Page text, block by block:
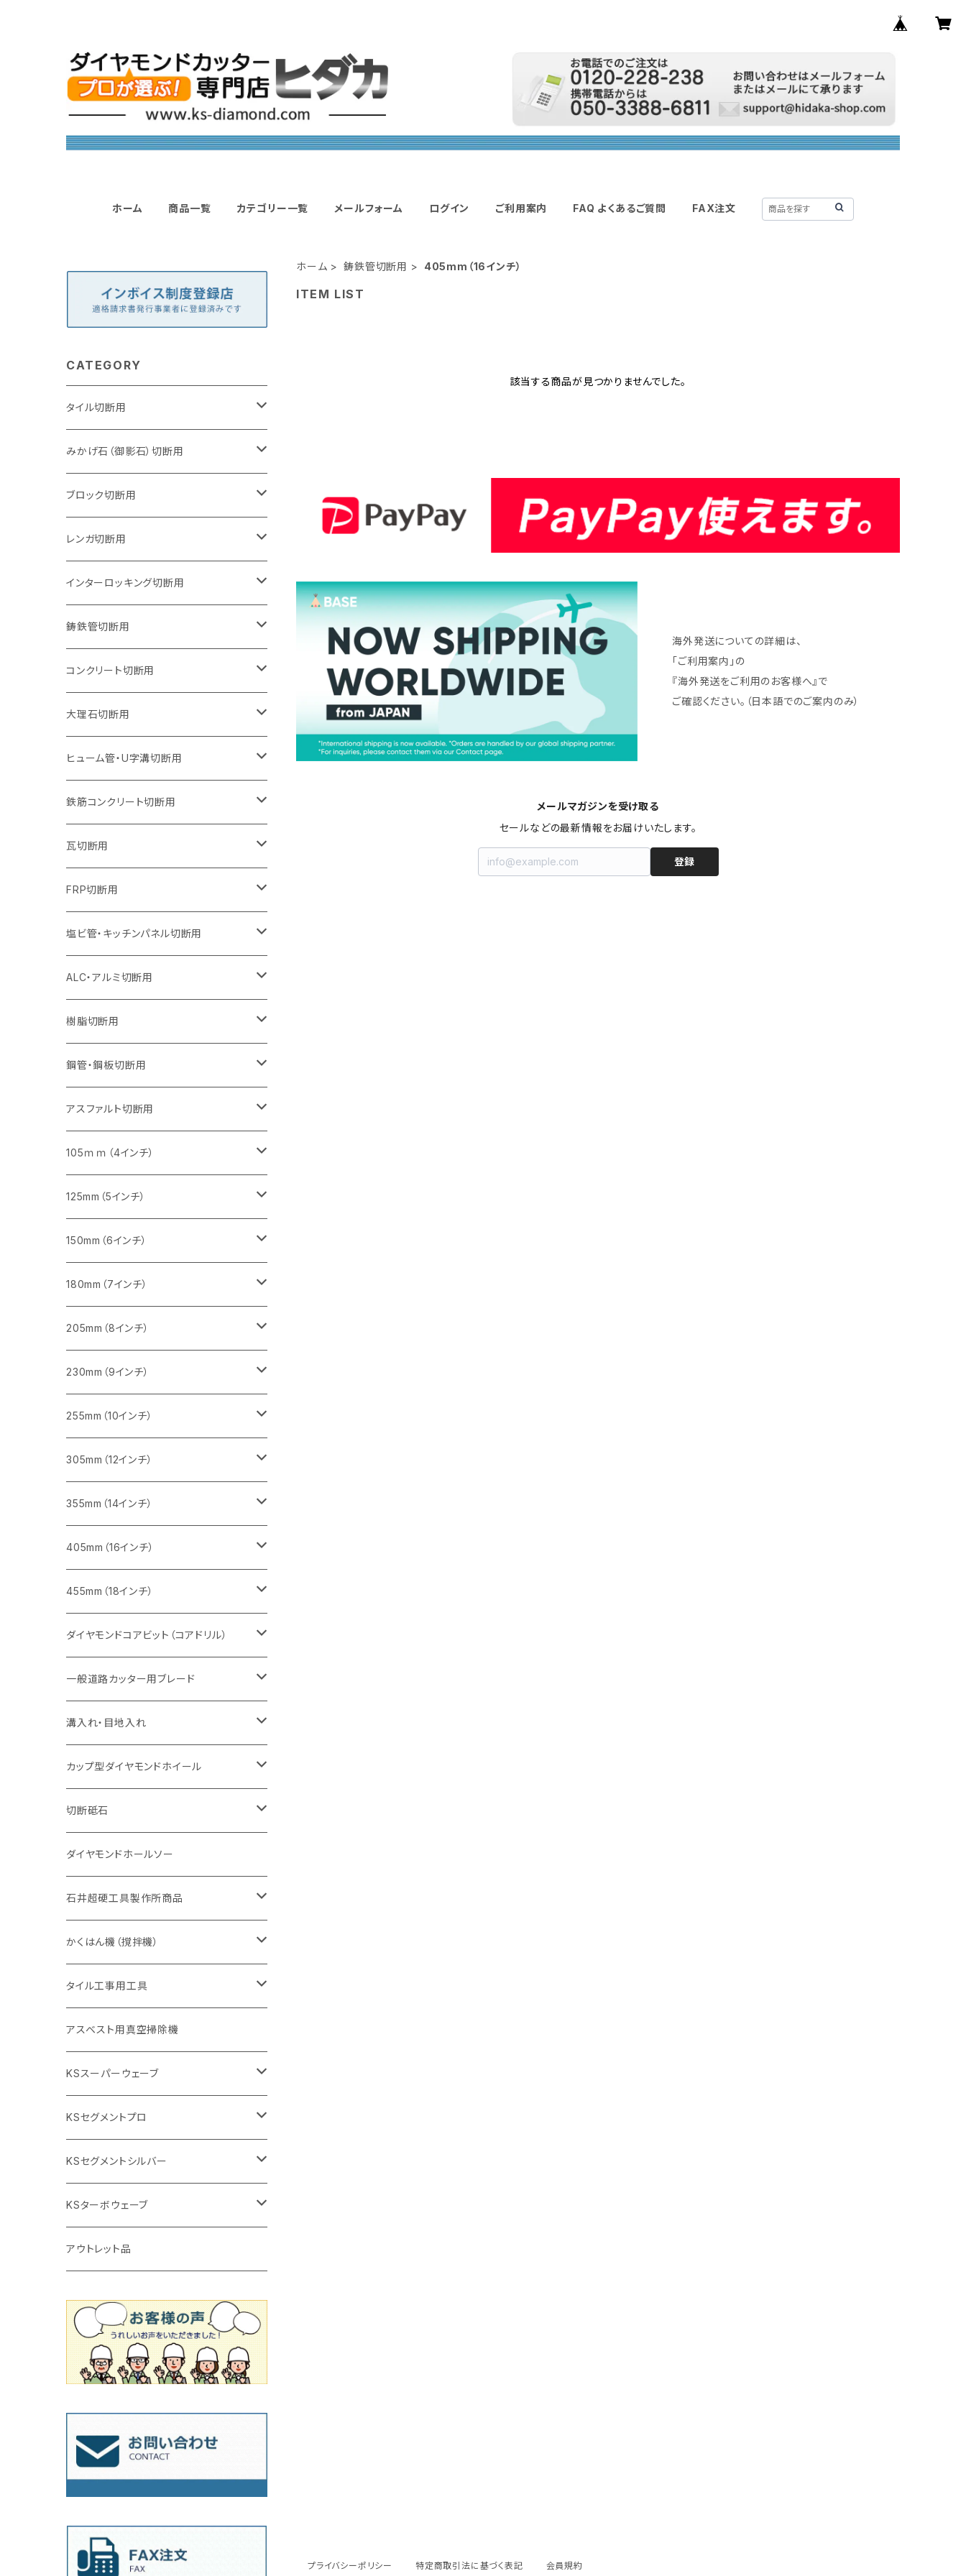
ホーム 商品一覧 カテゴリー一覧 メールフォーム ログイン ご利用案内 FAQ よくあるご質問 FAX注文
ホーム 鋳鉄管切断用 405mm（16インチ）
ITEM LIST
該当する商品が見つかりませんでした。
海外発送についての詳細は、
「ご利用案内」の
『海外発送をご利用のお客様へ』で
ご確認ください。（日本語でのご案内のみ）
メールマガジンを受け取る
セールなどの最新情報をお届けいたします。
登録
CATEGORY
タイル切断用
105mm（4インチ）
125mm（5インチ）
グラインダー取付用
石井超硬電動切断機 取付用
みかげ石（御影石）切断用
105mm（4インチ）
セグメントタイプ
セグメントタイプ（ビス穴付き
125mm（5インチ）
セグメントタイプ
セグメントタイプ（ビス穴付き
150mm（6インチ）
セグメントタイプ
180mm（7インチ）
セグメントタイプ
205mm（8インチ）
セグメントタイプ
230mm（9インチ）
セグメントタイプ
305mm（12インチ）
セグメント
セグメント（特殊凸凹加工チップ）
355mm（14インチ）
セグメント
セグメント（特殊凸凹加工チップ）
405mm（16インチ）
セグメントタイプ
ブロック切断用
105mm（4インチ）
セグメントタイプ
ウェーブタイプ
125mm（5インチ）
セグメントタイプ
ウェーブタイプ
150mm（6インチ）
セグメントタイプ
ウェーブタイプ
180mm（7インチ）
セグメントタイプ
ウェーブタイプ
205mm（8インチ）
セグメントタイプ
ウェーブタイプ
230mm（9インチ）
セグメントタイプ
ウェーブタイプ
255mm（10インチ）
セグメントタイプ
305mm（12インチ）
セグメント
セグメント（特殊凸凹加工チップ）
355mm（14インチ）
セグメント
セグメント（特殊凸凹加工チップ）
レンガ切断用
105mm（4インチ）
セグメントタイプ
ウェーブタイプ
125mm（5インチ）
セグメントタイプ
ウェーブタイプ
150mm（6インチ）
セグメントタイプ
ウェーブタイプ
180mm（7インチ）
セグメントタイプ
ウェーブタイプ
205mm（8インチ）
セグメントタイプ
ウェーブタイプ
230mm（9インチ）
セグメントタイプ
ウェーブタイプ
255mm（10インチ）
セグメントタイプ
305mm（12インチ）
セグメント
セグメント（特殊凸凹加工チップ）
355mm（14インチ）
セグメント
セグメント（特殊凸凹加工チップ）
インターロッキング切断用
105mm（4インチ）
セグメントタイプ
セグメントタイプ（ビス穴付き
125mm（5インチ）
セグメントタイプ
セグメントタイプ（ビス穴付き
150mm（6インチ）
セグメントタイプ
180mm（7インチ）
セグメントタイプ
205mm（8インチ）
セグメントタイプ
230mm（9インチ）
セグメントタイプ
255mm（10インチ）
セグメントタイプ（一般道路カッター用
305mm（12インチ）
セグメントタイプ
セグメントタイプ（一般道路カッター用
355mm（14インチ）
セグメントタイプ
セグメントタイプ（一般道路カッター用
405mm（16インチ）
セグメントタイプ
セグメントタイプ（一般道路カッター用
455mm（18インチ）
セグメント（一般道路カッター用
鋳鉄管切断用
105mm（4インチ）
セグメントタイプ
セグメントタイプ（ビス穴付き
125mm（5インチ）
セグメントタイプ
セグメントタイプ（ビス穴付き
150mm（6インチ）
セグメントタイプ
180mm（7インチ）
セグメントタイプ
205mm（8インチ）
セグメントタイプ
230mm（9インチ）
セグメントタイプ
305mm（12インチ）
セグメントタイプ
埋設鋳鉄管工事対応タイプ
355mm（14インチ）
セグメントタイプ
埋設鋳鉄管工事対応タイプ
405mm（16インチ）
セグメントタイプ
埋設鋳鉄管工事対応タイプ
コンクリート切断用
105mm（4インチ）
セグメントタイプ
ウェーブタイプ
125mm（5インチ）
セグメントタイプ
ウェーブタイプ
150mm（6インチ）
セグメントタイプ
ウェーブタイプ
180mm（7インチ）
セグメントタイプ
ウェーブタイプ
205mm（8インチ）
セグメントタイプ
ウェーブタイプ
230mm（9インチ）
セグメントタイプ
ウェーブタイプ
255mm（10インチ）
セグメントタイプ
セグメントタイプ（一般道路カッター用
305mm（12インチ）
セグメント
セグメント（特殊凸凹加工チップ）
355mm（14インチ）
セグメント
セグメント（特殊凸凹加工チップ）
405mm（16インチ）
セグメント
セグメント（一般道路カッター用
473mm（18インチ）
セグメント（一般道路カッター用
大理石切断用
125mm（5インチ）
ヒューム管・U字溝切断用
105mm（4インチ）
セグメントタイプ
125mm（5インチ）
セグメントタイプ
150mm（6インチ）
セグメントタイプ
180mm（7インチ）
セグメントタイプ
205mm（8インチ）
セグメントタイプ
230mm（9インチ）
セグメントタイプ
255mm（10インチ）
セグメントタイプ
305mm（12インチ）
セグメント
セグメント（特殊凸凹加工チップ）
355mm（14インチ）
セグメント
セグメント（特殊凸凹加工チップ）
405mm（16インチ）
セグメントタイプ
鉄筋コンクリート切断用
305mm（12インチ）
セグメントタイプ
355mm（14インチ）
セグメントタイプ
405mm（16インチ）
セグメントタイプ
瓦切断用
105mm（4インチ）
FRP切断用
125ｍｍ（5インチ）
塩ビ管・キッチンパネル切断用
125ｍｍ（5インチ）
ALC・アルミ切断用
305mm（12インチ）
砥石（補強綱入り）
355mm（14インチ）
砥石（補強綱入り）
樹脂切断用
305mm（12インチ）
砥石（補強綱入り）
355mm（14インチ）
砥石（補強綱入り）
鋼管・鋼板切断用
305mm（12インチ）
砥石（補強綱入り）
355mm（14インチ）
砥石（補強綱入り）
アスファルト切断用
255ｍｍ（10インチ）
一般道路カッター用
305ｍｍ（12インチ）
一般道路カッター用
355ｍｍ（14インチ）
一般道路カッター用
405mm（16インチ）
一般道路カッター用
455ｍｍ（18インチ）
一般道路カッター用
105ｍｍ（4インチ）
タイル切断用
みかげ石（御影石）切断用
コンクリート切断用
ブロック切断用
レンガ切断用
インターロッキング切断用
鋳鉄管切断用
ヒューム管・U字溝切断用
125mm（5インチ）
タイル切断用
みかげ石（御影石）切断用
コンクリート切断用
ブロック切断用
レンガ切断用
インターロッキング切断用
鋳鉄管切断用
ヒューム管・U字溝切断用
FRP切断用
塩ビ管・キッチンパネル切断用
大理石
150mm（6インチ）
みかげ石（御影石）切断用
コンクリート切断用
ブロック切断用
レンガ切断用
インターロッキング切断用
鋳鉄管切断用
ヒューム管・U字溝切断用
180mm（7インチ）
みかげ石（御影石）切断用
コンクリート切断用
ブロック切断用
レンガ切断用
インターロッキング切断用
鋳鉄管切断用
ヒューム管・U字溝切断用
205mm（8インチ）
みかげ石（御影石）切断用
コンクリート切断用
ブロック切断用
レンガ切断用
インターロッキング切断用
鋳鉄管切断用
ヒューム管・U字溝切断用
230mm（9インチ）
みかげ石（御影石）切断用
コンクリート切断用
ブロック切断用
レンガ切断用
インターロッキング切断用
鋳鉄管切断用
ヒューム管・U字溝切断用
255mm（10インチ）
コンクリート切断用
一般道路カッター用
ブロック切断用
レンガ切断用
インターロッキング切断用
一般道路カッター用
ヒューム管・U字溝切断用
アスファルト切断用
一般道路カッター用
305mm（12インチ）
みかげ石（御影石）切断用
セグメント
セグメント（特殊凹凸加工チップ
鉄筋コンクリート切断用
セグメントタイプ
コンクリート切断用
セグメント
セグメント（特殊凸凹加工チップ
ブロック切断用
セグメント
セグメント（特殊凸凹加工チップ
レンガ切断用
セグメント
セグメント（特殊凸凹加工チップ
インターロッキング切断用
セグメントタイプ
一般道路カッター用
鋳鉄管切断用
セグメントタイプ
埋設鋳鉄管工事対応タイプ
ヒューム管・U字溝切断用
セグメント
セグメント（特殊凸凹加工チップ
アスファルト切断用
一般道路カッター用
355mm（14インチ）
みかげ石（御影石）切断用
セグメント
セグメント（特殊凸凹加工チップ
鉄筋コンクリート切断用
セグメントタイプ
コンクリート切断用
セグメント
セグメント（特殊凸凹加工チップ
ブロック切断用
セグメント
セグメント（特殊凸凹加工チップ
レンガ切断用
セグメント
セグメント（特殊凸凹加工チップ
インターロッキング切断用
セグメントタイプ
一般道路カッター用
鋳鉄管切断用
セグメントタイプ
埋設鋳鉄管工事対応タイプ
ヒューム管・U字溝切断用
セグメントタイプ
セグメント（特殊凸凹加工チップ
アスファルト切断用
一般道路カッター用
405mm（16インチ）
みかげ石（御影石）切断用
セグメントタイプ
コンクリート切断用
セグメントタイプ
一般道路カッター用
鉄筋コンクリート切断用
セグメントタイプ
インターロッキング切断用
セグメントタイプ
一般道路カッター用
鋳鉄管切断用
セグメントタイプ
埋設鋳鉄管工事対応タイプ
ヒューム管・U字溝切断用
セグメントタイプ
アスファルト切断用
一般道路カッター用
455mm（18インチ）
道路コンクリート切断用
道路アスファルト切断用
ダイヤモンドコアビット（コアドリル）
Aロット
有効長 250mm
有効長 370mm
Ｃロット
有効長 250mm
M27
有効長 250mm
一般道路カッター用ブレード
道路（アスファルト用）
255mm（10インチ）
305mm（12インチ）
道路（コンクリート舗装面）
255mm（10インチ）
305mm（12インチ）
道路（アス・コン兼用）
305mm（12インチ）
355mm（14インチ）
溝入れ・目地入れ
V型チップ
ストレート型チップ
U型チップ
カップ型ダイヤモンドホイール
100mm（4インチ）
125mm（5インチ）
切断砥石
金属用
305mm（12インチ）
355mm（14インチ）
非金属用
305mm（12インチ）
355mm（14インチ）
ダイヤモンドホールソー
石井超硬工具製作所商品
押し切り（タイル切断機）
本体
替え刃
電動切断機
本体
ダイヤモンドホイール
ブリック＆ブロック用切断機
穴あけ用工具
タイルニッパー
プロ用鏝（こて）
吸着盤
その他
タイル針
かくはん機（撹拌機）
本体
低速回転
高速回転
付属品
撹拌羽根
撹拌軸
タイル工事用工具
手動工具
押し切り（手動切断機
押し切り替え刃（手動切断機替え刃
タイル針
その他
電動工具
電動切断機
タイルパッチ（ビブラート
アスベスト用真空掃除機
KSスーパーウェーブ
105mm（4インチ）
125ｍｍ（5インチ）
KSセグメントプロ
105mm（4インチ）
通常品
ビス穴付き
125mm（5インチ）
通常品
オフセットタイプ（ハットタイプ
150ｍｍ（6インチ）
205ｍｍ（8インチ）
230mm（9インチ）
KSセグメントシルバー
105mm（4インチ）
125mm（5インチ）
180mm（7インチ）
205mm（8インチ）
KSターボウェーブ
105mm（4インチ）
150ｍｍ（6インチ）
180ｍｍ（7インチ）
230ｍｍ（9インチ）
アウトレット品
プライバシーポリシー 特定商取引法に基づく表記 会員規約